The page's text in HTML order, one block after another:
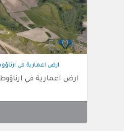
ارض اعمارية في
ارض اعمارية في